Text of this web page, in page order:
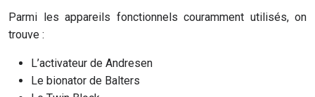
Parmi les appareils fonctionnels couramment utilisés, on
trouve :
L’activateur de Andresen
Le bionator de Balters